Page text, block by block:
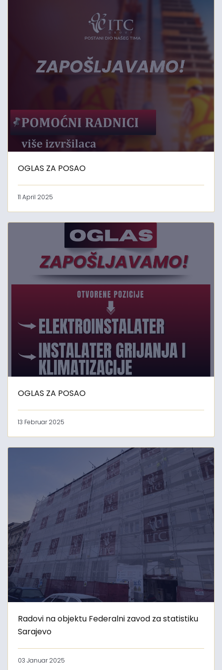
OGLAS ZA POSAO
11 April 2025
OGLAS ZA POSAO
13 Februar 2025
Radovi na objektu Federalni zavod za statistiku
Sarajevo
03 Januar 2025